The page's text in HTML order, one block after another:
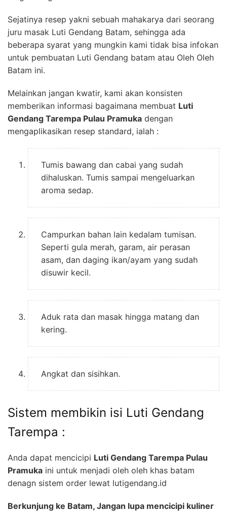
Sejatinya resep yakni sebuah mahakarya dari seorang
juru masak Luti Gendang Batam, sehingga ada
beberapa syarat yang mungkin kami tidak bisa infokan
untuk pembuatan Luti Gendang batam atau Oleh Oleh
Batam ini.
Melainkan jangan kwatir, kami akan konsisten
memberikan informasi bagaimana membuat Luti
Gendang Tarempa Pulau Pramuka dengan
mengaplikasikan resep standard, ialah :
Tumis bawang dan cabai yang sudah
dihaluskan. Tumis sampai mengeluarkan
aroma sedap.
Campurkan bahan lain kedalam tumisan.
Seperti gula merah, garam, air perasan
asam, dan daging ikan/ayam yang sudah
disuwir kecil.
Aduk rata dan masak hingga matang dan
kering.
Angkat dan sisihkan.
Sistem membikin isi Luti Gendang
Tarempa :
Anda dapat mencicipi Luti Gendang Tarempa Pulau
Pramuka ini untuk menjadi oleh oleh khas batam
denagn sistem order lewat lutigendang.id
Berkunjung ke Batam, Jangan lupa mencicipi kuliner